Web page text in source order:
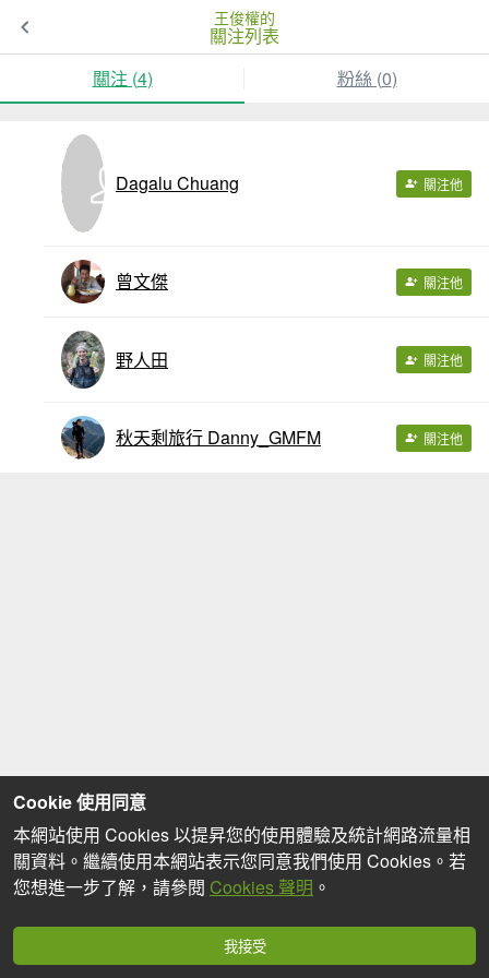
王俊權的
關注列表
關注 (4) 粉絲 (0)
Dagalu Chuang 關注他
曾文傑 關注他
野人田 關注他
秋天剩旅行 Danny_GMFM 關注他
Cookie 使用同意
本網站使用 Cookies 以提昇您的使用體驗及統計網路流量相
關資料。繼續使用本網站表示您同意我們使用 Cookies。若
您想進一步了解，請參閱 Cookies 聲明 。
我接受